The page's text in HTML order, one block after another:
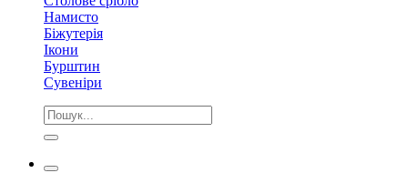
Намисто
Біжутерія
Ікони
Бурштин
Сувеніри